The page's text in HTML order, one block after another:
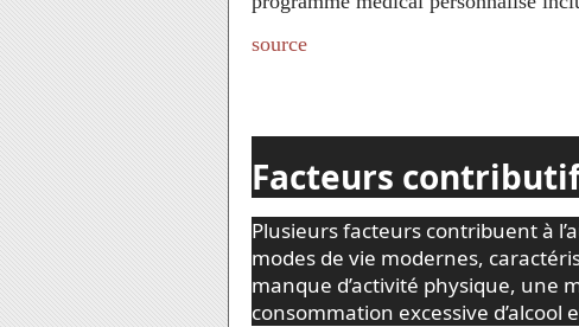
source
Facteurs
Plusieurs facteurs contribuent à
modes de vie modernes,
manque d’activité physique, une
consommation excessive